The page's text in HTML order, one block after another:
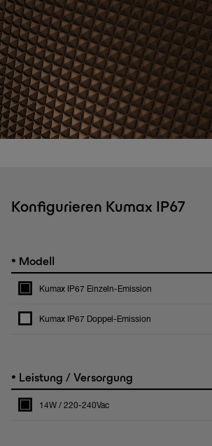
Konfigurieren Kumax IP67
• Modell
Kumax IP67 Einzeln-Emission
Kumax IP67 Doppel-Emission
• Leistung / Versorgung
14W / 220-240Vac